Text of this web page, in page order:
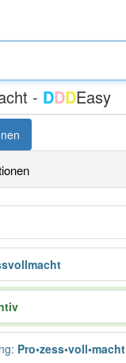
- DDDEasy
: Pro•zess•voll•macht